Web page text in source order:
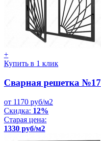
+
Купить в 1 клик
Сварная решетка №17
от 1170 руб/м2
Скидка: 12%
Старая цена:
1330 руб/м2